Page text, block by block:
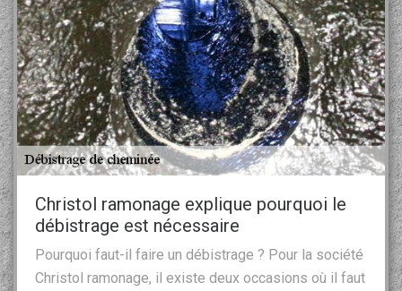
Christol ramonage explique pourquoi le
débistrage est nécessaire
Pourquoi faut-il faire un débistrage ? Pour la société
Christol ramonage, il existe deux occasions où il faut